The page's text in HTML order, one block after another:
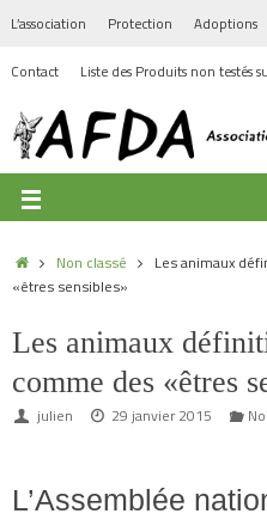
L’association Protection Adoptions
Contact Liste des Produits non testés
Non classé
Les animaux
«êtres sensibles»
Les animaux
comme des «êtres
julien 29 janvier 2015
L’Assemblée